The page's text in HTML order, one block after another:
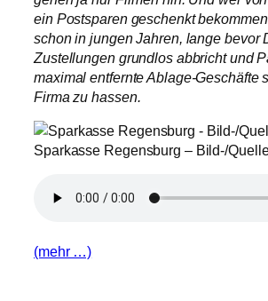
ein Postsparen geschenkt
schon in jungen Jahren, lange bevor
Zustellungen grundlos abbricht und
maximal entfernte Ablage-Geschäfte
Firma zu hassen.
Sparkasse Regensburg – Bild-/
(mehr …)